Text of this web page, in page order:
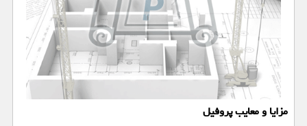
مزایا و معایب پروفیل